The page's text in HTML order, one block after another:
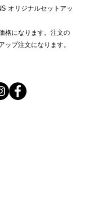
オリジナルセットアッ
格になります。注文の
ップ注文になります。